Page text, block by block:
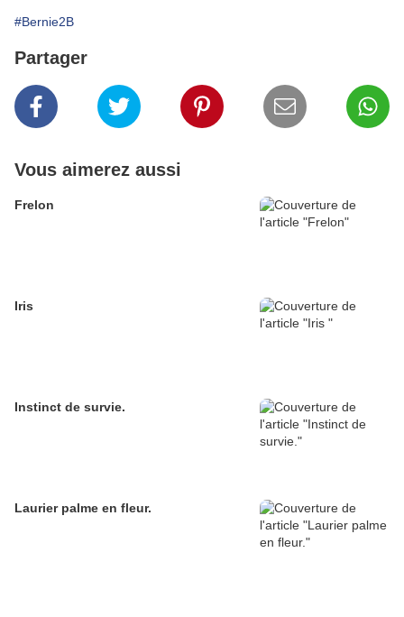
#Bernie2B
Partager
Vous aimerez aussi
Frelon
Iris
Instinct de survie.
Laurier palme en fleur.